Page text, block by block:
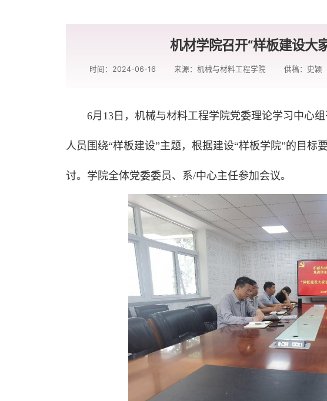
机材学院召开“样板建设大
时间：2024-06-16 来源：机械与材料工程学院 供稿：史颖
6月13日，机械与材料工程学院党委理论学习中心
人员围绕“样板建设”主题，根据建设“样板学院”的目标
讨。学院全体党委委员、系/中心主任参加会议。